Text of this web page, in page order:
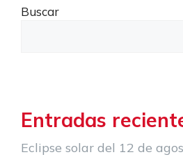
Buscar
Entradas
Eclipse solar del 12 de